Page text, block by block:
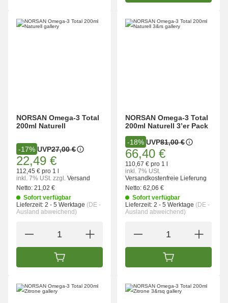
NORSAN Omega-3 Total
200ml Naturell
-17% UVP27,00 €
22,49 €
112,45 € pro 1 l
inkl. 7% USt. zzgl. Versand
Netto: 21,02 €
Sofort verfügbar
Lieferzeit: 2 - 5 Werktage (DE -
Ausland abweichend)
IN DEN WARENKORB
NORSAN Omega-3 Total
200ml Naturell 3’er Pack
-18% UVP81,00 €
66,40 €
110,67 € pro 1 l
inkl. 7% USt.
Versandkostenfreie Lieferung
Netto: 62,06 €
Sofort verfügbar
Lieferzeit: 2 - 5 Werktage (DE -
Ausland abweichend)
IN DEN